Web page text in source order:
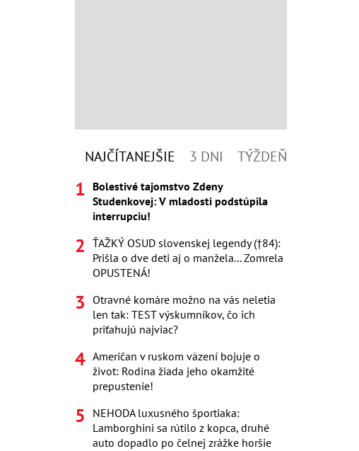
NAJČÍTANEJŠIE 3 DNI TÝŽDEŇ
Bolestivé tajomstvo Zdeny
Studenkovej: V mladosti podstúpila
interrupciu!
ŤAŽKÝ OSUD slovenskej legendy (†84):
Prišla o dve deti aj o manžela... Zomrela
OPUSTENÁ!
Otravné komáre možno na vás neletia
len tak: TEST výskumníkov, čo ich
priťahujú najviac?
Američan v ruskom väzení bojuje o
život: Rodina žiada jeho okamžité
prepustenie!
NEHODA luxusného športiaka:
Lamborghini sa rútilo z kopca, druhé
auto dopadlo po čelnej zrážke horšie